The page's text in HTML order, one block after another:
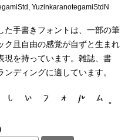
勘亭流
デザイン毛筆
YuzinkaranotegamiStdN
た手書きフォントは、一部の筆
ク且自由の感覚が自ずと生まれ
現を持っています。雑誌、書
ディングに適しています。